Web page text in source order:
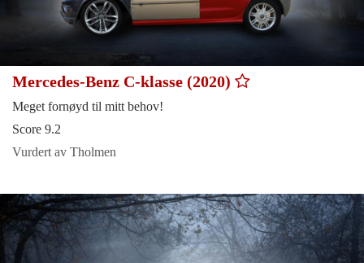
Mercedes-Benz C-klasse (2020)
Meget fornøyd til mitt behov!
Score 9.2
Vurdert av Tholmen